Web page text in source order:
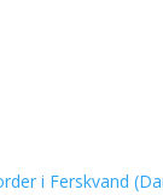
i Ferskvand